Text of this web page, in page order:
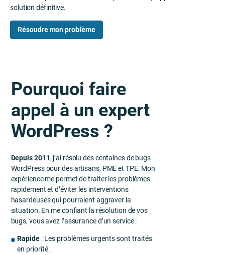
solution définitive.
Résoudre mon problème
Pourquoi faire
appel à un expert
WordPress ?
Depuis 2011, j’ai résolu des centaines de bugs
WordPress pour des artisans, PME et TPE. Mon
expérience me permet de traiter les problèmes
rapidement et d’éviter les interventions
hasardeuses qui pourraient aggraver la
situation. En me confiant la résolution de vos
bugs, vous avez l’assurance d’un service :
Rapide : Les problèmes urgents sont traités
en priorité.